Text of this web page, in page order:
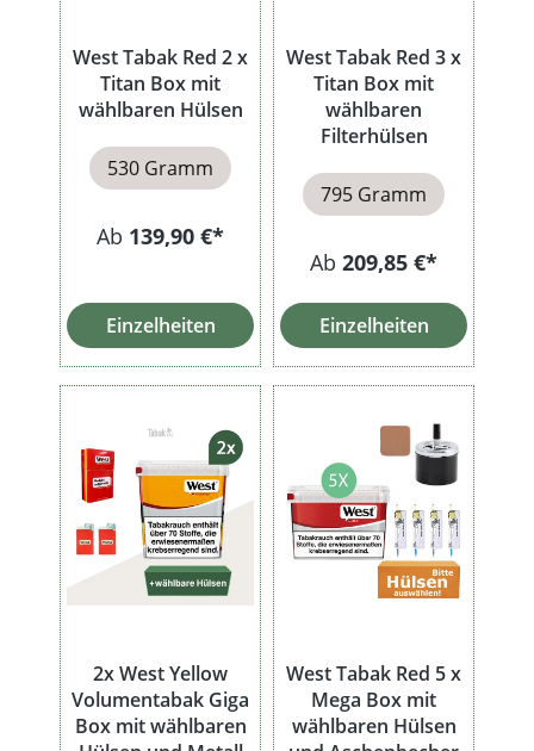
West Tabak Red 2 x
Titan Box mit
wählbaren Hülsen
530 Gramm
Ab 139,90 €*
Einzelheiten
West Tabak Red 3 x
Titan Box mit
wählbaren
Filterhülsen
795 Gramm
Ab 209,85 €*
Einzelheiten
2x West Yellow
Volumentabak Giga
Box mit wählbaren
West Tabak Red 5 x
Mega Box mit
wählbaren Hülsen